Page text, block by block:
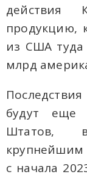
действия
продукцию,
из США туда
млрд
будут еще
Штатов,
крупнейшим
с начала